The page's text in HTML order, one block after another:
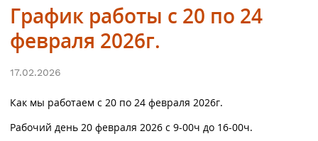
График работы с 20 по 24
февраля 2026г.
17.02.2026
Как мы работаем с 20 по 24 февраля 2026г.
Рабочий день 20 февраля 2026 с 9-00ч до 16-00ч.